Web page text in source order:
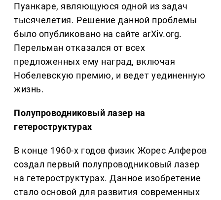
Пуанкаре, являющуюся одной из задач
тысячелетия. Решение данной проблемы
было опубликовано на сайте arXiv.org.
Перельман отказался от всех
предложенных ему наград, включая
Нобелевскую премию, и ведет уединенную
жизнь.
Полупроводниковый лазер на
гетероструктурах
В конце 1960-х годов физик Жорес Алферов
создал первый полупроводниковый лазер
на гетероструктурах. Данное изобретение
стало основой для развития современных